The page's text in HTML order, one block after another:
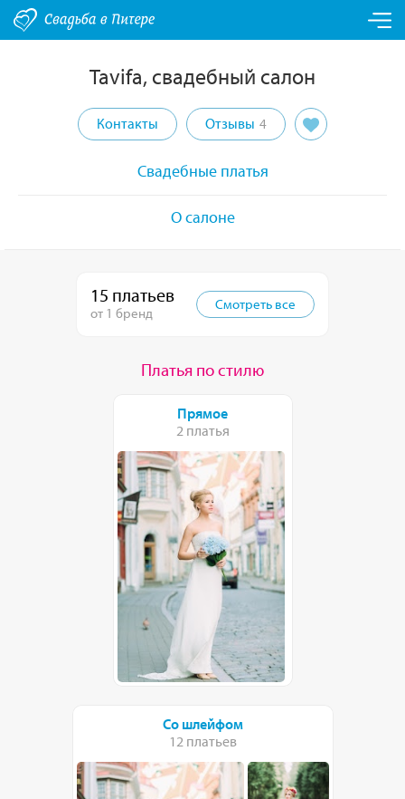
Tavifa, свадебный салон
Контакты Отзывы 4
Свадебные платья
О салоне
15 платьев
от 1 бренд
Смотреть все
Платья по стилю
Прямое
2 платья
Со шлейфом
12 платьев